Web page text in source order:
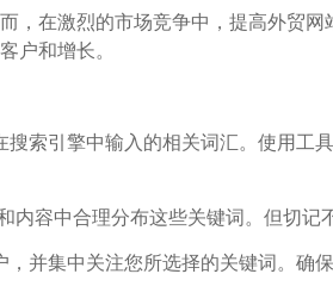
，在激烈的市场竞争中，提高外贸
户和增长。
索引擎中输入的相关词汇。使用
容中合理分布这些关键词。但切记
并集中关注您所选择的关键词。确